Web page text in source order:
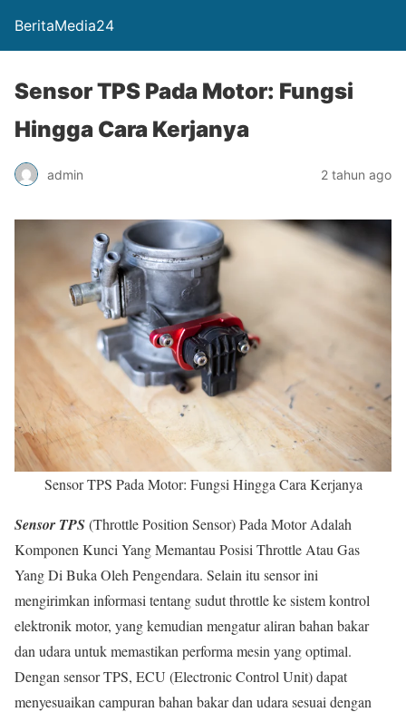
BeritaMedia24
Sensor TPS Pada Motor: Fungsi
Hingga Cara Kerjanya
admin 2 tahun ago
Sensor TPS Pada Motor: Fungsi Hingga Cara Kerjanya
Sensor TPS(Throttle Position Sensor) Pada Motor Adalah
Komponen Kunci Yang Memantau Posisi Throttle Atau Gas
Yang Di Buka Oleh Pengendara. Selain itu sensor ini
mengirimkan informasi tentang sudut throttle ke sistem kontrol
elektronik motor, yang kemudian mengatur aliran bahan bakar
dan udara untuk memastikan performa mesin yang optimal.
Dengan sensor TPS, ECU (Electronic Control Unit) dapat
menyesuaikan campuran bahan bakar dan udara sesuai dengan